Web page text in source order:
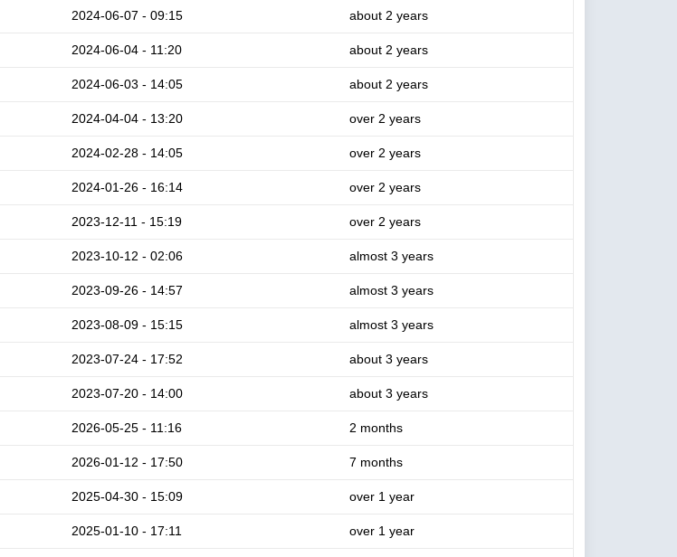
2024-06-07 - 09:15 about 2 years
2024-06-04 - 11:20 about 2 years
2024-06-03 - 14:05 about 2 years
2024-04-04 - 13:20 over 2 years
2024-02-28 - 14:05 over 2 years
2024-01-26 - 16:14 over 2 years
2023-12-11 - 15:19 over 2 years
2023-10-12 - 02:06 almost 3 years
2023-09-26 - 14:57 almost 3 years
2023-08-09 - 15:15 almost 3 years
2023-07-24 - 17:52 about 3 years
2023-07-20 - 14:00 about 3 years
2026-05-25 - 11:16 2 months
2026-01-12 - 17:50 7 months
2025-04-30 - 15:09 over 1 year
2025-01-10 - 17:11 over 1 year